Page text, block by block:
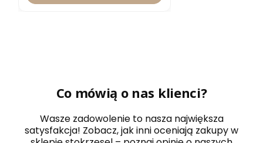
Co mówią o nas klienci?
Wasze zadowolenie to nasza największa
satysfakcja! Zobacz, jak inni oceniają zakupy w